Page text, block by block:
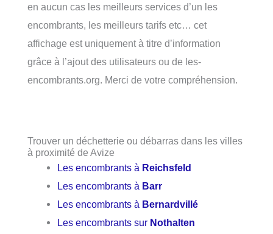
en aucun cas les meilleurs services d’un les
encombrants, les meilleurs tarifs etc… cet
affichage est uniquement à titre d’information
grâce à l’ajout des utilisateurs ou de les-
encombrants.org. Merci de votre compréhension.
Trouver un déchetterie ou débarras dans les villes
à proximité de Avize
Les encombrants à Reichsfeld
Les encombrants à Barr
Les encombrants à Bernardvillé
Les encombrants sur Nothalten